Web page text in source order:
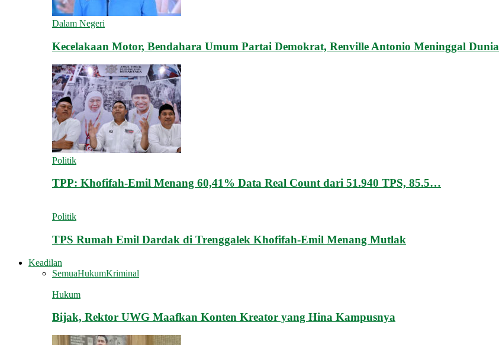
Dalam Negeri
Kecelakaan Motor, Bendahara Umum Partai Demokrat, Renville Antonio Meninggal Dunia
Politik
TPP: Khofifah-Emil Menang 60,41% Data Real Count dari 51.940 TPS, 85.5…
Politik
TPS Rumah Emil Dardak di Trenggalek Khofifah-Emil Menang Mutlak
Keadilan
SemuaHukumKriminal
Hukum
Bijak, Rektor UWG Maafkan Konten Kreator yang Hina Kampusnya